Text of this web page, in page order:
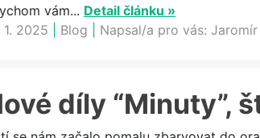
vám... Detail článku »
1. 2025
Blog Napsal/a pro vás:
díly “Minuty”,